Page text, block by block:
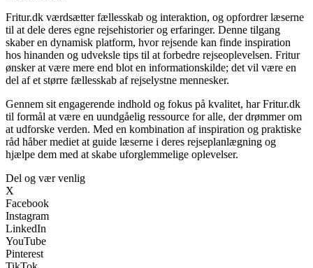
Fritur.dk værdsætter fællesskab og interaktion, og opfordrer læserne
til at dele deres egne rejsehistorier og erfaringer. Denne tilgang
skaber en dynamisk platform, hvor rejsende kan finde inspiration
hos hinanden og udveksle tips til at forbedre rejseoplevelsen. Fritur
ønsker at være mere end blot en informationskilde; det vil være en
del af et større fællesskab af rejselystne mennesker.
Gennem sit engagerende indhold og fokus på kvalitet, har Fritur.dk
til formål at være en uundgåelig ressource for alle, der drømmer om
at udforske verden. Med en kombination af inspiration og praktiske
råd håber mediet at guide læserne i deres rejseplanlægning og
hjælpe dem med at skabe uforglemmelige oplevelser.
Del og vær venlig
X
Facebook
Instagram
LinkedIn
YouTube
Pinterest